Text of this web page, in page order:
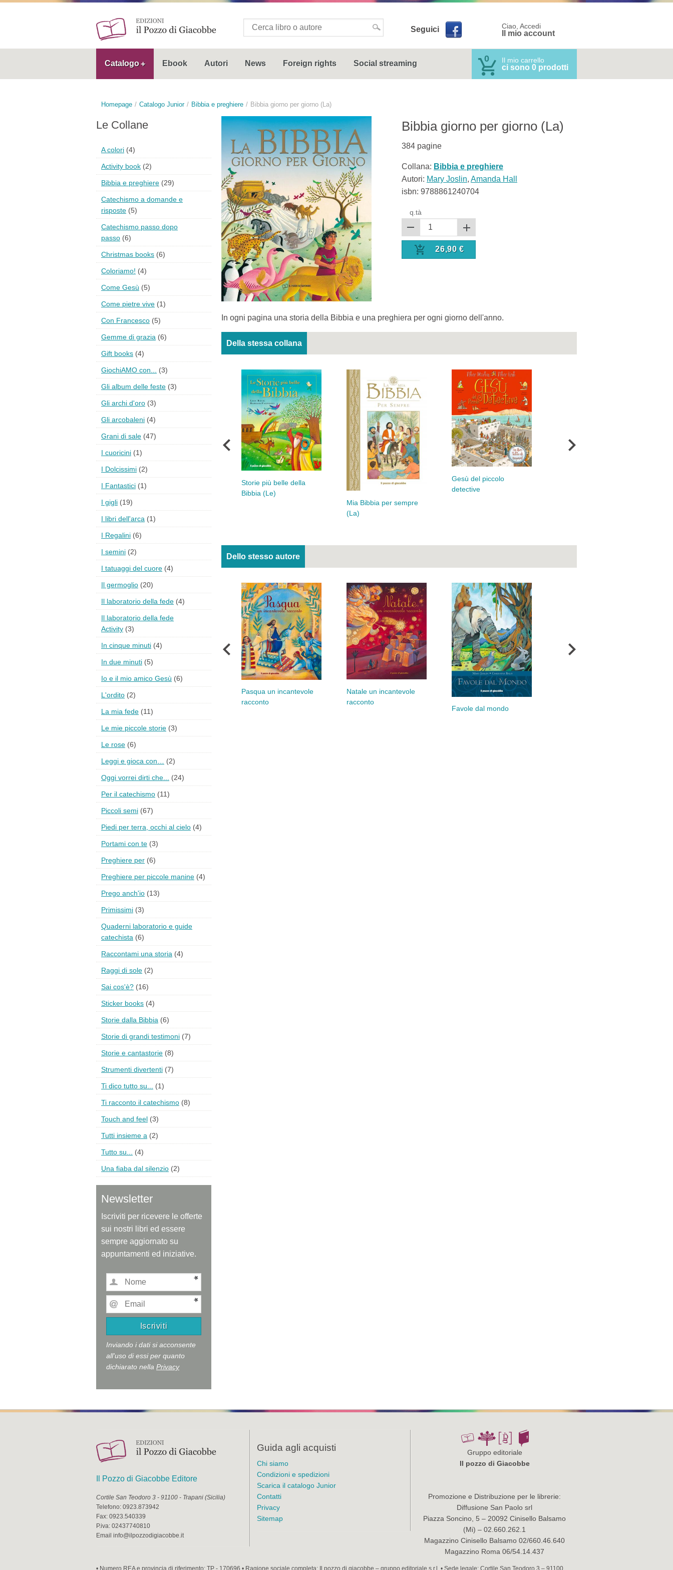
Seguici Ciao, Accedi
Il mio account
Catalogo Ebook Autori News Foreign rights Social streaming 0 Il mio carrello
ci sono 0 prodotti
Homepage Catalogo Junior Bibbia e preghiere Bibbia giorno per giorno (La)
Bibbia giorno per giorno (La)
384 pagine
Collana: Bibbia e preghiere
Autori: Mary Joslin, Amanda Hall
isbn: 9788861240704
q.tà
26,90 €
In ogni pagina una storia della Bibbia e una preghiera per ogni giorno dell'anno.
Della stessa collana
Storie più belle della
Bibbia (Le)
Mia Bibbia per sempre
(La)
Gesù del piccolo
detective
Dello stesso autore
Pasqua un incantevole
racconto
Natale un incantevole
racconto
Favole dal mondo
Le Collane
A colori (4)
Activity book (2)
Bibbia e preghiere (29)
Catechismo a domande e
risposte (5)
Catechismo passo dopo
passo (6)
Christmas books (6)
Coloriamo! (4)
Come Gesù (5)
Come pietre vive (1)
Con Francesco (5)
Gemme di grazia (6)
Gift books (4)
GiochiAMO con... (3)
Gli album delle feste (3)
Gli archi d'oro (3)
Gli arcobaleni (4)
Grani di sale (47)
I cuoricini (1)
I Dolcissimi (2)
I Fantastici (1)
I gigli (19)
I libri dell'arca (1)
I Regalini (6)
I semini (2)
I tatuaggi del cuore (4)
Il germoglio (20)
Il laboratorio della fede (4)
Il laboratorio della fede
Activity (3)
In cinque minuti (4)
In due minuti (5)
Io e il mio amico Gesù (6)
L'ordito (2)
La mia fede (11)
Le mie piccole storie (3)
Le rose (6)
Leggi e gioca con… (2)
Oggi vorrei dirti che... (24)
Per il catechismo (11)
Piccoli semi (67)
Piedi per terra, occhi al cielo (4)
Portami con te (3)
Preghiere per (6)
Preghiere per piccole manine (4)
Prego anch'io (13)
Primissimi (3)
Quaderni laboratorio e guide
catechista (6)
Raccontami una storia (4)
Raggi di sole (2)
Sai cos'è? (16)
Sticker books (4)
Storie dalla Bibbia (6)
Storie di grandi testimoni (7)
Storie e cantastorie (8)
Strumenti divertenti (7)
Ti dico tutto su... (1)
Ti racconto il catechismo (8)
Touch and feel (3)
Tutti insieme a (2)
Tutto su... (4)
Una fiaba dal silenzio (2)
Newsletter
Iscriviti per ricevere le offerte
sui nostri libri ed essere
sempre aggiornato su
appuntamenti ed iniziative.
Inviando i dati si acconsente
all'uso di essi per quanto
dichiarato nella Privacy
Il Pozzo di Giacobbe Editore
Cortile San Teodoro 3 - 91100 - Trapani (Sicilia)
Telefono: 0923.873942
Fax: 0923.540339
P.iva: 02437740810
Email info@ilpozzodigiacobbe.it
Guida agli acquisti
Chi siamo
Condizioni e spedizioni
Scarica il catalogo Junior
Contatti
Privacy
Sitemap
Gruppo editoriale
Il pozzo di Giacobbe
Promozione e Distribuzione per le librerie:
Diffusione San Paolo srl
Piazza Soncino, 5 – 20092 Cinisello Balsamo
(Mi) – 02.660.262.1
Magazzino Cinisello Balsamo 02/660.46.640
Magazzino Roma 06/54.14.437